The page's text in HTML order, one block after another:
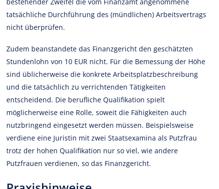
tatsächliche Durchführung des (mündlichen) Arbeitsvertrags
nicht überprüfen.
Zudem beanstandete das Finanzgericht den geschätzten
Stundenlohn von 10 EUR nicht. Für die Bemessung der Höhe
sind üblicherweise die konkrete Arbeitsplatzbeschreibung
und die tatsächlich zu verrichtenden Tätigkeiten
entscheidend. Die berufliche Qualifikation spielt
möglicherweise eine Rolle, soweit die Fähigkeiten auch
nutzbringend eingesetzt werden müssen. Beispielsweise
verdiene eine Juristin mit zwei Staatsexamina als Putzfrau
trotz der hohen Qualifikation nur so viel, wie andere
Putzfrauen verdienen, so das Finanzgericht.